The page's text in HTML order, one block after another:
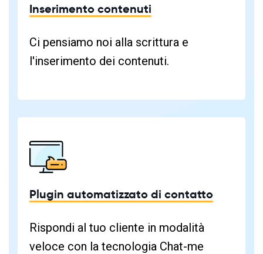
Inserimento contenuti
Ci pensiamo noi alla scrittura e
l'inserimento dei contenuti.
Plugin automatizzato di contatto
Rispondi al tuo cliente in modalità
veloce con la tecnologia Chat-me